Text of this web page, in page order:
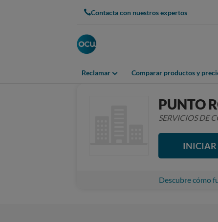
Contacta con nuestros expertos
Reclamar Comparar productos y
PUNTO
SERVICIOS DE
INICIAR
Descubre cómo